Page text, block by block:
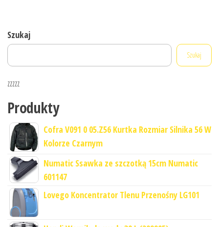
Szukaj
Szukaj
zzzzz
Produkty
Cofra V091 0 05.Z56 Kurtka Rozmiar Silnika 56 W
Kolorze Czarnym
Numatic Ssawka ze szczotką 15cm Numatic
601147
Lovego Koncentrator Tlenu Przenośny LG101